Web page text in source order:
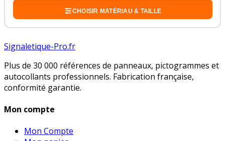
CHOISIR MATÉRIAU & TAILLE
Signaletique-Pro.fr
Plus de 30 000 références de panneaux, pictogrammes et
autocollants professionnels. Fabrication française,
conformité garantie.
Mon compte
Mon Compte